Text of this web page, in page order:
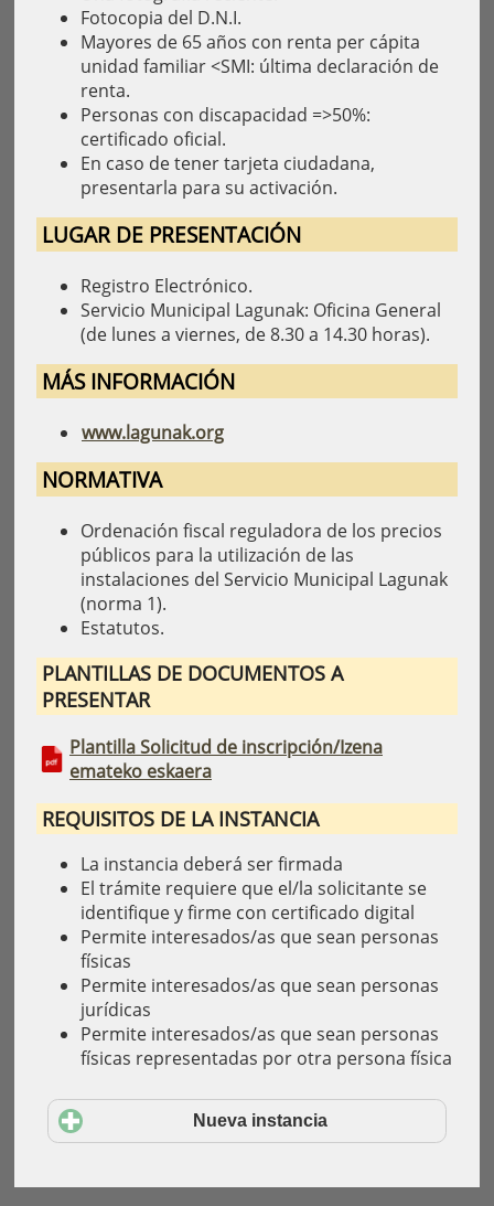
Fotocopia del D.N.I.
Mayores de 65 años con renta per cápita
unidad familiar <SMI: última declaración de
renta.
Personas con discapacidad =>50%:
certificado oficial.
En caso de tener tarjeta ciudadana,
presentarla para su activación.
LUGAR DE PRESENTACIÓN
Registro Electrónico.
Servicio Municipal Lagunak: Oficina General
(de lunes a viernes, de 8.30 a 14.30 horas).
MÁS INFORMACIÓN
www.lagunak.org
NORMATIVA
Ordenación fiscal reguladora de los precios
públicos para la utilización de las
instalaciones del Servicio Municipal Lagunak
(norma 1).
Estatutos.
PLANTILLAS DE DOCUMENTOS A
PRESENTAR
Plantilla Solicitud de inscripción/Izena
emateko eskaera
REQUISITOS DE LA INSTANCIA
La instancia deberá ser firmada
El trámite requiere que el/la solicitante se
identifique y firme con certificado digital
Permite interesados/as que sean personas
físicas
Permite interesados/as que sean personas
jurídicas
Permite interesados/as que sean personas
físicas representadas por otra persona física
Nueva instancia